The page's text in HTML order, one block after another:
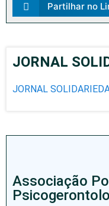
Partilhar no
JORNAL
JORNAL
Associação